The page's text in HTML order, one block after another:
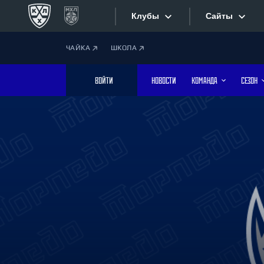
Клубы
Дивизион Боброва
Лада
Сайты
Фотобанк
ЧАЙКА ШКОЛА
ВОЙТИ НОВОСТИ КОМАНДА СЕЗОН